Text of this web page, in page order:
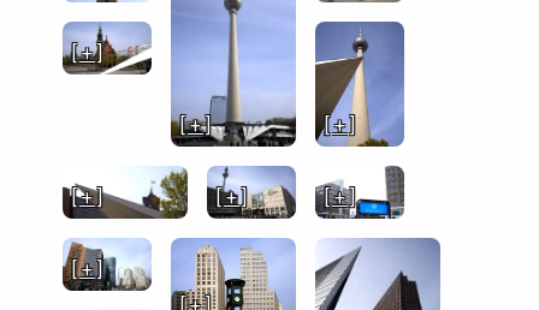
[ + ]
[ + ]
[ + ]
[ + ] [ + ] [ + ]
[ + ]